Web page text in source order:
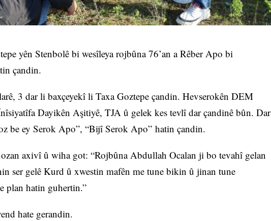
yên Stenbolê bi wesîleya rojbûna 76’an a Rêber Apo bi
çandin.
3 dar li baxçeyekî li Taxa Goztepe çandin. Hevserokên DEM
Dayikên Aşitiyê, TJA û gelek kes tevlî dar çandinê bûn. Dar
be ey Serok Apo”, “Bijî Serok Apo” hatin çandin.
axivî û wiha got: “Rojbûna Abdullah Ocalan ji bo tevahî gelan
ser gelê Kurd û xwestin mafên me tune bikin û jinan tune
plan hatin guhertin.”
hate gerandin.